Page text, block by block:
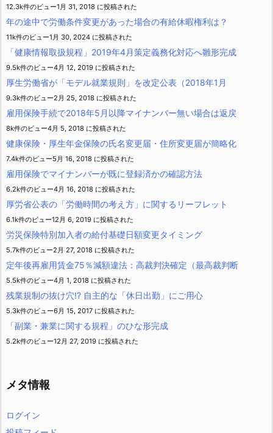
12.3k件のビュー1月 31, 2018 に投稿された
年の途中で労働条件変更があった場合の有給休暇権利は？
11k件のビュー1月 30, 2024 に投稿された
「健康情報取扱規程」2019年4月策定義務化対応へ雛形完成
9.5k件のビュー4月 12, 2019 に投稿された
厚生労働省が「モデル就業規則」を改定公表（2018年1月
9.3k件のビュー2月 25, 2018 に投稿された
雇用保険手続で2018年5月以降マイナンバー無い場合は返戻
8k件のビュー4月 5, 2018 に投稿された
健康保険・厚生年金保険の氏名変更届・住所変更届が簡略化
7.4k件のビュー5月 16, 2018 に投稿された
雇用保険でマイナンバーが既に登録済かの確認方法
6.2k件のビュー4月 16, 2018 に投稿された
厚労省公表の「労働時間の考え方」に関するリーフレット
6.1k件のビュー12月 6, 2019 に投稿された
労災保険特別加入者の給付基礎日額変更タイミング
5.7k件のビュー2月 27, 2018 に投稿された
定年後再雇用賃金75％減額違法：高裁判決確定（最高裁判断
5.5k件のビュー4月 1, 2018 に投稿された
残業規制の抜け穴!? 自主的な「休日出勤」にご用心
5.3k件のビュー6月 15, 2017 に投稿された
「副業・兼業に関する規程」のひな形完成
5.2k件のビュー12月 27, 2019 に投稿された
メタ情報
ログイン